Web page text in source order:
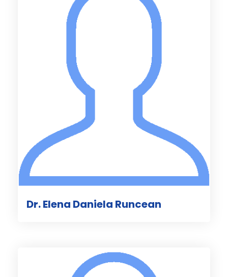
Dr. Elena Daniela Runcean